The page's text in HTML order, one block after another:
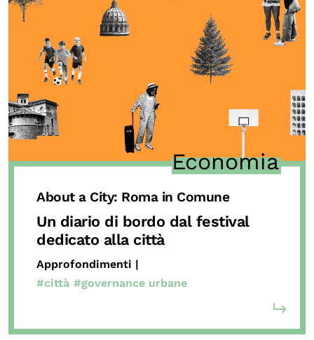
Economia
About a City: Roma in Comune
Un diario di bordo dal festival
dedicato alla città
Approfondimenti |
#città #governance urbane